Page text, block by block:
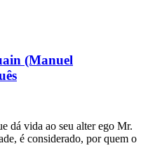
(Manuel
dá vida ao seu alter ego Mr.
é considerado, por quem o